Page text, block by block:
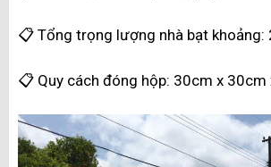
📋 Tổng trọng lượng nhà bạt khoảng:
📋 Quy cách đóng hộp: 30cm x 30cm